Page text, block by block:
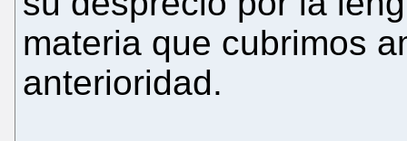
materia que cubrimos
anterioridad.